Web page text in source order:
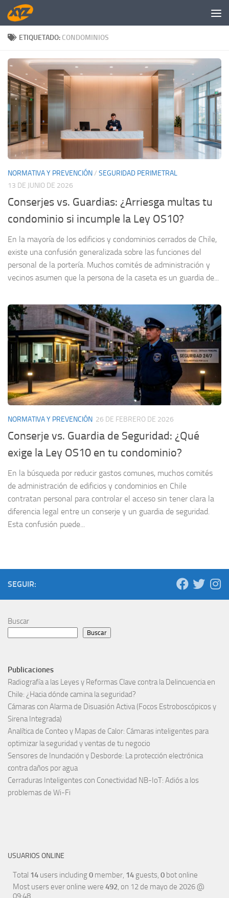
Saltar al contenido
ETIQUETADO: CONDOMINIOS
NORMATIVA Y PREVENCIÓN/ SEGURIDAD PERIMETRAL
13 DE JUNIO DE 2026
Conserjes vs. Guardias: ¿Arriesga multas tu
condominio si incumple la Ley OS10?
En la mayoría de los edificios y condominios cerrados de Chile,
existe una confusión generalizada sobre las funciones del
personal de la portería. Muchos comités de administración y
vecinos asumen que la persona de la caseta es un guardia de...
NORMATIVA Y PREVENCIÓN 26 DE FEBRERO DE 2026
Conserje vs. Guardia de Seguridad: ¿Qué
exige la Ley OS10 en tu condominio?
En la búsqueda por reducir gastos comunes, muchos comités
de administración de edificios y condominios en Chile
contratan personal para controlar el acceso sin tener clara la
diferencia legal entre un conserje y un guardia de seguridad.
Esta confusión puede...
SEGUIR:
Buscar
Buscar
Publicaciones
Radiografía a las Leyes y Reformas Clave contra la Delincuencia en
Chile: ¿Hacia dónde camina la seguridad?
Cámaras con Alarma de Disuasión Activa (Focos Estroboscópicos y
Sirena Integrada)
Analítica de Conteo y Mapas de Calor: Cámaras inteligentes para
optimizar la seguridad y ventas de tu negocio
Sensores de Inundación y Desborde: La protección electrónica
contra daños por agua
Cerraduras Inteligentes con Conectividad NB-IoT: Adiós a los
problemas de Wi-Fi
USUARIOS ONLINE
Total 14 users including0 member, 14 guests, 0 bot online
Most users ever online were 492, on 12 de mayo de 2026 @
09:48